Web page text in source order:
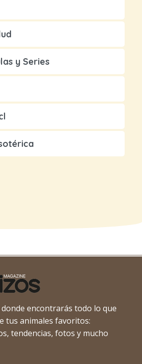
y Series
encontrarás todo lo que
tus animales favoritos:
tendencias, fotos y mucho